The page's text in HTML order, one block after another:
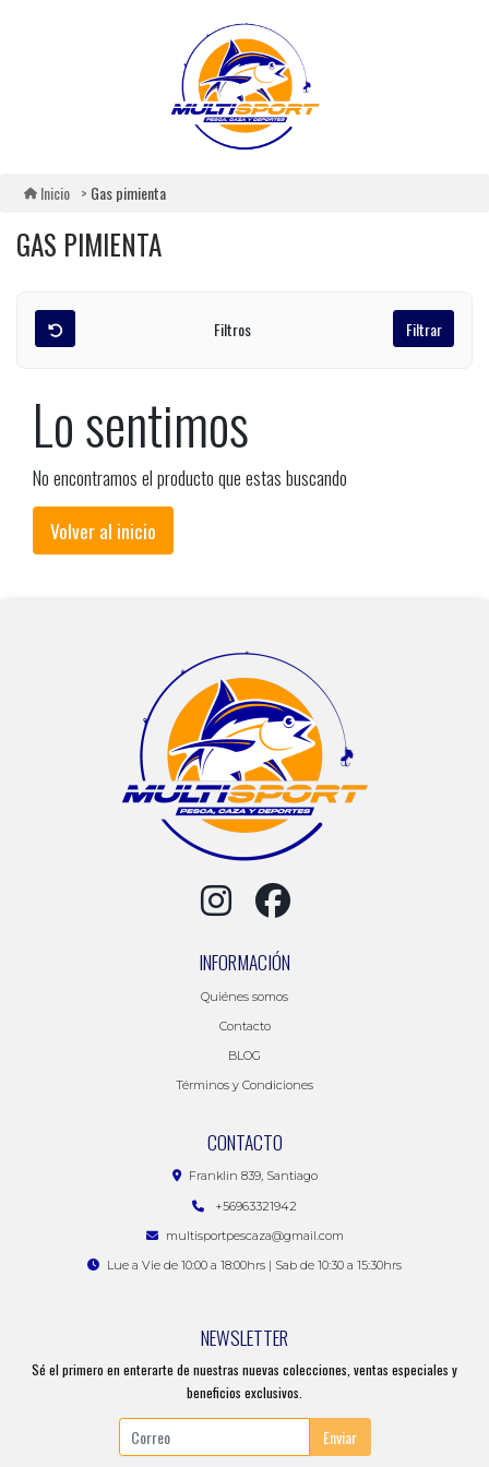
Inicio Gas pimienta
GAS PIMIENTA
Filtros Filtrar
Lo sentimos
No encontramos el producto que estas buscando
Volver al inicio
INFORMACIÓN
Quiénes somos
Contacto
BLOG
Términos y Condiciones
CONTACTO
Franklin 839, Santiago
+56963321942
multisportpescaza@gmail.com
Lue a Vie de 10:00 a 18:00hrs | Sab de 10:30 a 15:30hrs
NEWSLETTER
Sé el primero en enterarte de nuestras nuevas colecciones, ventas especiales y
beneficios exclusivos.
Enviar